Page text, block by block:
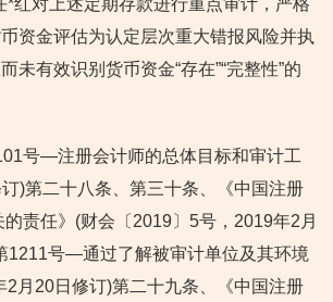
红对上述定期存款进行重点审计，严格
资金评估为认定层次重大错报风险并执
有效识别货币资金“存在”“完整性”的
号—注册会计师的总体目标和审计工
)第二十八条、第三十条、《中国注册
责任》(财会〔2019〕5号，2019年2月
1211号—通过了解被审计单位及其环境
月20日修订)第二十九条、《中国注册